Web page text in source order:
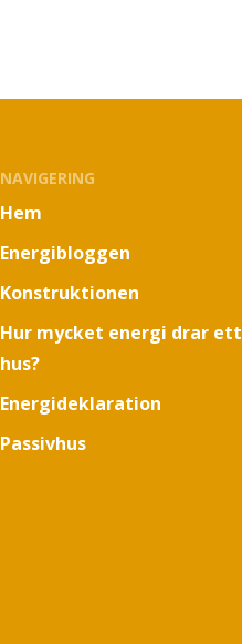
NAVIGERING
Hem
Energibloggen
Konstruktionen
Hur mycket energi drar ett
hus?
Energideklaration
Passivhus